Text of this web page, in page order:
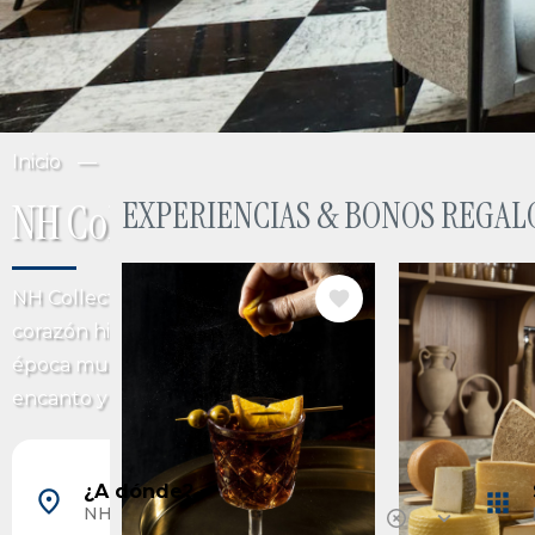
Inicio
NH Collection Palacio de Córdoba
NH Collection Palacio de Córdoba es un exclusivo
corazón histórico de Córdoba, dentro de las antiguas
época musulmana y en pleno barrio judío, una de las
encanto y tradición de la ciudad sobre una antigua
Barcelona, España
Madrid, España
Tenerife, España
¿A dónde?
EXPERIENCIAS & BONOS
IMAGE